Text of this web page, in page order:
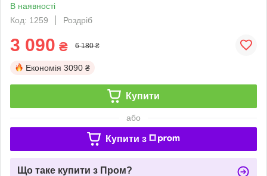
В наявності
Код: 1259
Роздріб
3 090 ₴ 6 180 ₴
Економія 3090 ₴
Купити
або
Купити з
Що таке купити з Пром?